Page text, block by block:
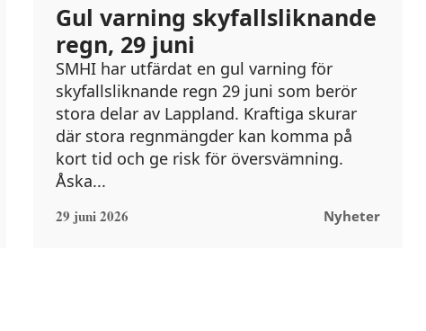
Gul varning skyfallsliknande
regn, 29 juni
SMHI har utfärdat en gul varning för
skyfallsliknande regn 29 juni som berör
stora delar av Lappland. Kraftiga skurar
där stora regnmängder kan komma på
kort tid och ge risk för översvämning.
Åska...
29 juni 2026 Nyheter